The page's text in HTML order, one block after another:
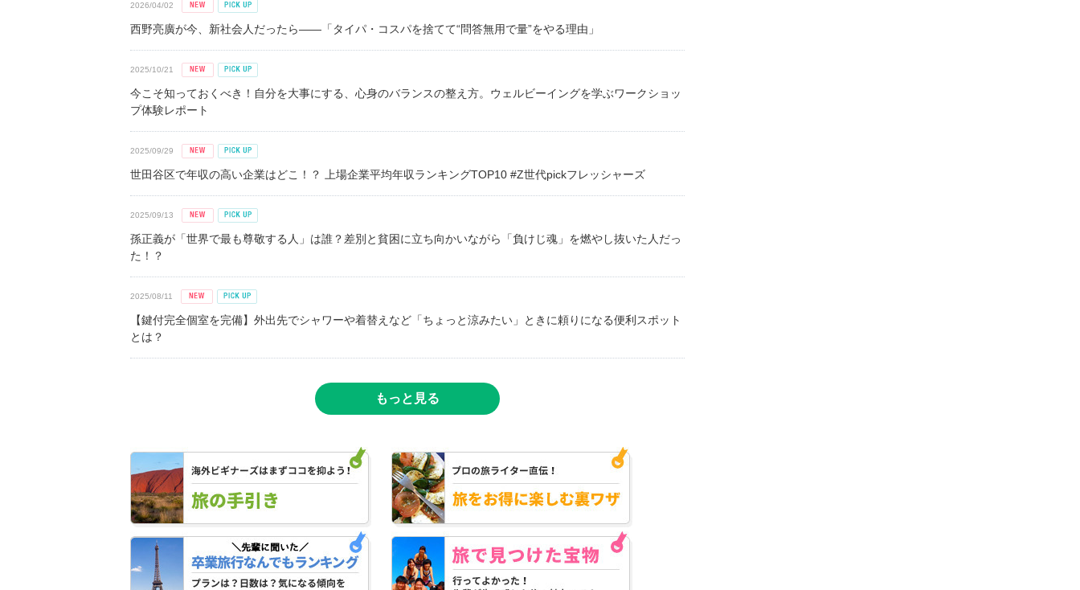
2026/04/02
西野亮廣が今、新社会人だったら――「タイパ・コスパを捨てて“問答無用で量”をやる理由」
2025/10/21
今こそ知っておくべき！自分を大事にする、心身のバランスの整え方。ウェルビーイングを学ぶワークショッ
プ体験レポート
2025/09/29
世田谷区で年収の高い企業はどこ！？ 上場企業平均年収ランキングTOP10 #Z世代pickフレッシャーズ
2025/09/13
孫正義が「世界で最も尊敬する人」は誰？差別と貧困に立ち向かいながら「負けじ魂」を燃やし抜いた人だっ
た！？
2025/08/11
【鍵付完全個室を完備】外出先でシャワーや着替えなど「ちょっと涼みたい」ときに頼りになる便利スポット
とは？
もっと見る